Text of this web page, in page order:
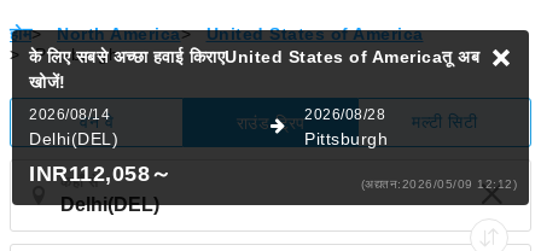
होम> North America>
United States of America
>
Pittsburgh
वन वे राउंड ट्रिप मल्टी सिटी
कहाँ से
के लिए सबसे अच्छा हवाई किराएUnited States of Americaतूअब
खोजें!
2026/08/14
Delhi(DEL)
2026/08/28
Pittsburgh
INR112,058～ (अद्यतन:2026/05/09 12:12)